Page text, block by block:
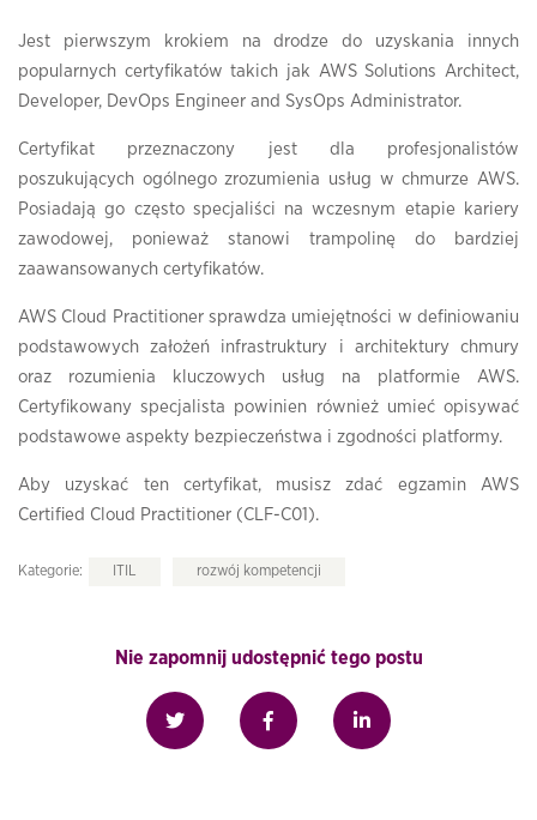
Jest pierwszym krokiem na drodze do uzyskania innych
popularnych certyfikatów takich jak AWS Solutions Architect,
Developer, DevOps Engineer and SysOps Administrator.
Certyfikat przeznaczony jest dla profesjonalistów
poszukujących ogólnego zrozumienia usług w chmurze AWS.
Posiadają go często specjaliści na wczesnym etapie kariery
zawodowej, ponieważ stanowi trampolinę do bardziej
zaawansowanych certyfikatów.
AWS Cloud Practitioner sprawdza umiejętności w definiowaniu
podstawowych założeń infrastruktury i architektury chmury
oraz rozumienia kluczowych usług na platformie AWS.
Certyfikowany specjalista powinien również umieć opisywać
podstawowe aspekty bezpieczeństwa i zgodności platformy.
Aby uzyskać ten certyfikat, musisz zdać egzamin AWS
Certified Cloud Practitioner (CLF-C01).
Kategorie: ITIL rozwój kompetencji
Nie zapomnij udostępnić tego postu